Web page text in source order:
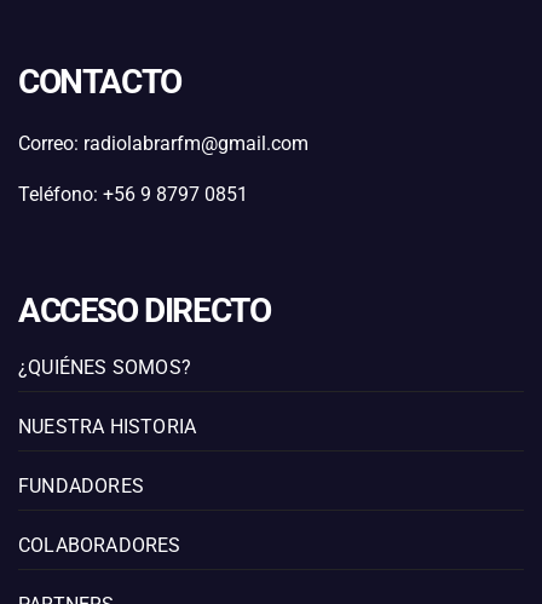
CONTACTO
Correo: radiolabrarfm@gmail.com
Teléfono: +56 9 8797 0851
ACCESO DIRECTO
¿QUIÉNES SOMOS?
NUESTRA HISTORIA
FUNDADORES
COLABORADORES